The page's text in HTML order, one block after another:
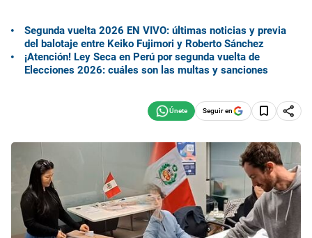
Segunda vuelta 2026 EN VIVO: últimas noticias y previa
del balotaje entre Keiko Fujimori y Roberto Sánchez
¡Atención! Ley Seca en Perú por segunda vuelta de
Elecciones 2026: cuáles son las multas y sanciones
Seguir en